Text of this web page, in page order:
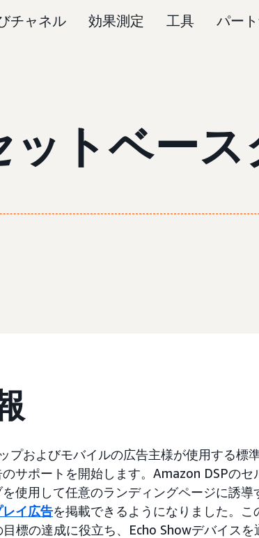
チャネル 効果測定 工具 パー
ットベー
プおよびモバイルの広告主様が使用する標
サポートを開始します。Amazon DSPのセ
使用して任意のランディングページに誘
イ広告を掲載できるようになりました。こ
標の達成に役立ち、Echo Showデバイスを